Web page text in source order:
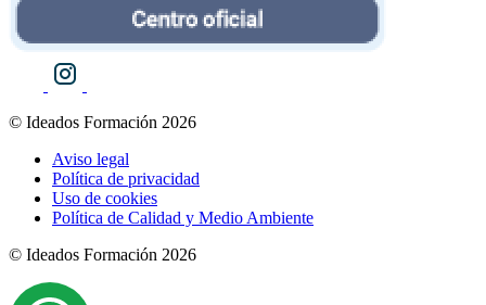
© Ideados Formación 2026
Aviso legal
Política de privacidad
Uso de cookies
Política de Calidad y Medio Ambiente
© Ideados Formación 2026